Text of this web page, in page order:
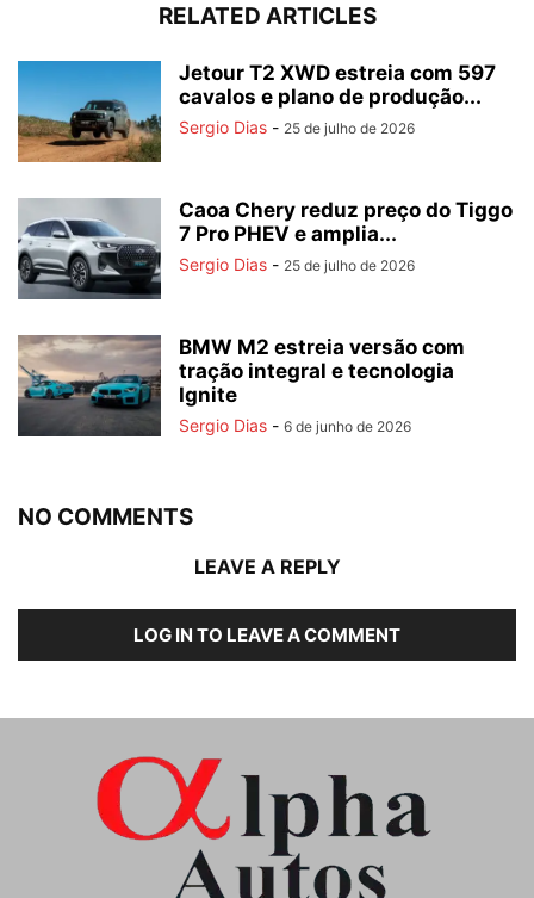
RELATED ARTICLES
Jetour T2 XWD estreia com 597
cavalos e plano de produção...
Sergio Dias - 25 de julho de 2026
Caoa Chery reduz preço do Tiggo
7 Pro PHEV e amplia...
Sergio Dias - 25 de julho de 2026
BMW M2 estreia versão com
tração integral e tecnologia
Ignite
Sergio Dias - 6 de junho de 2026
NO COMMENTS
LEAVE A REPLY
LOG IN TO LEAVE A COMMENT